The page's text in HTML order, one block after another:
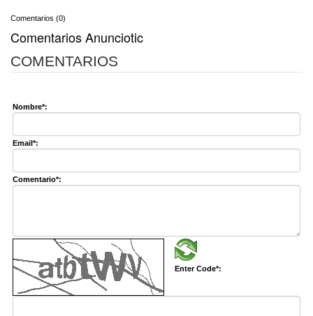
Comentarios (0)
Comentarios Anunciotic
COMENTARIOS
Nombre*:
Email*:
Comentario*:
Enter Code*: